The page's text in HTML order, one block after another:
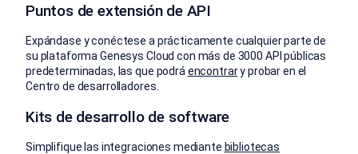
Puntos de extensión de API
Expándase y conéctese a prácticamente cualquier parte de
su plataforma Genesys Cloud con más de 3000 API públicas
predeterminadas, las que podrá encontrary probar en el
Centro de desarrolladores.
Kits de desarrollo de software
Simplifique las integraciones mediante bibliotecas